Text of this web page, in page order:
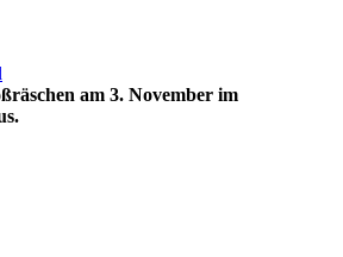
am 3. November im